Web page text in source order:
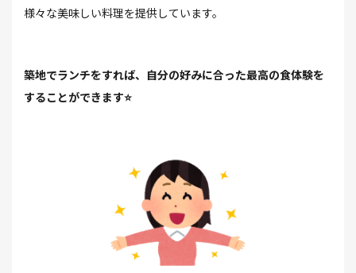
様々な美味しい料理を提供しています。
築地でランチをすれば、自分の好みに合った最高の食体験を
することができます⭐